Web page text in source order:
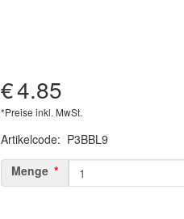
€4.85
*Preise inkl. MwSt.
Artikelcode: P3BBL9
Menge